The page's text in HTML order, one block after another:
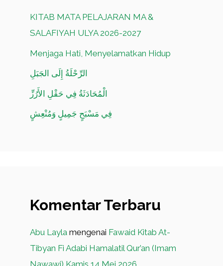
KITAB MATA PELAJARAN MA &
SALAFIYAH ULYA 2026-2027
Menjaga Hati, Menyelamatkan Hidup
الرِّحْلَةُ إِلَى الجَبَلِ
الْمُحَادَثَةُ فِي حَقْلِ الأَرُزِّ
فِي مَسْبَحٍ جَمِيلٍ وَمُنْعِشٍ
Komentar Terbaru
Abu Layla mengenai Fawaid Kitab At-
Tibyan Fi Adabi Hamalatil Qur’an (Imam